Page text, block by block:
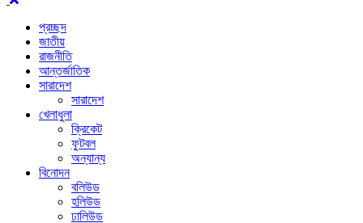
প্রচ্ছদ
জাতীয়
রাজনীতি
আন্তর্জাতিক
সারাদেশ
সারাদেশ
খেলাধুলা
ক্রিকেট
ফুটবল
অন্যান্য
বিনোদন
বলিউড
হলিউড
ঢালিউড